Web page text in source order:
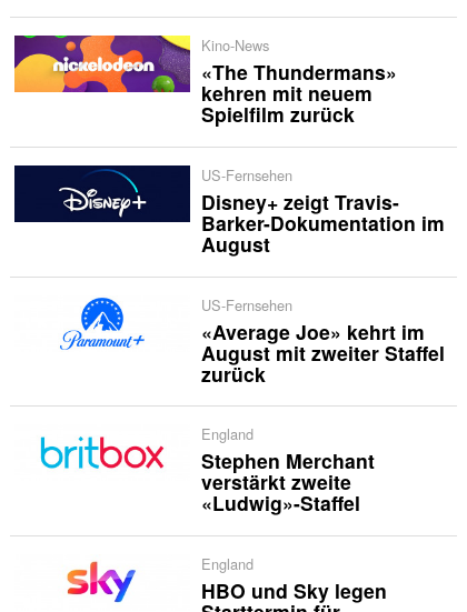
Kino-News
«The Thundermans»
kehren mit neuem
Spielfilm zurück
US-Fernsehen
Disney+ zeigt Travis-
Barker-Dokumentation im
August
US-Fernsehen
«Average Joe» kehrt im
August mit zweiter Staffel
zurück
England
Stephen Merchant
verstärkt zweite
«Ludwig»-Staffel
England
HBO und Sky legen